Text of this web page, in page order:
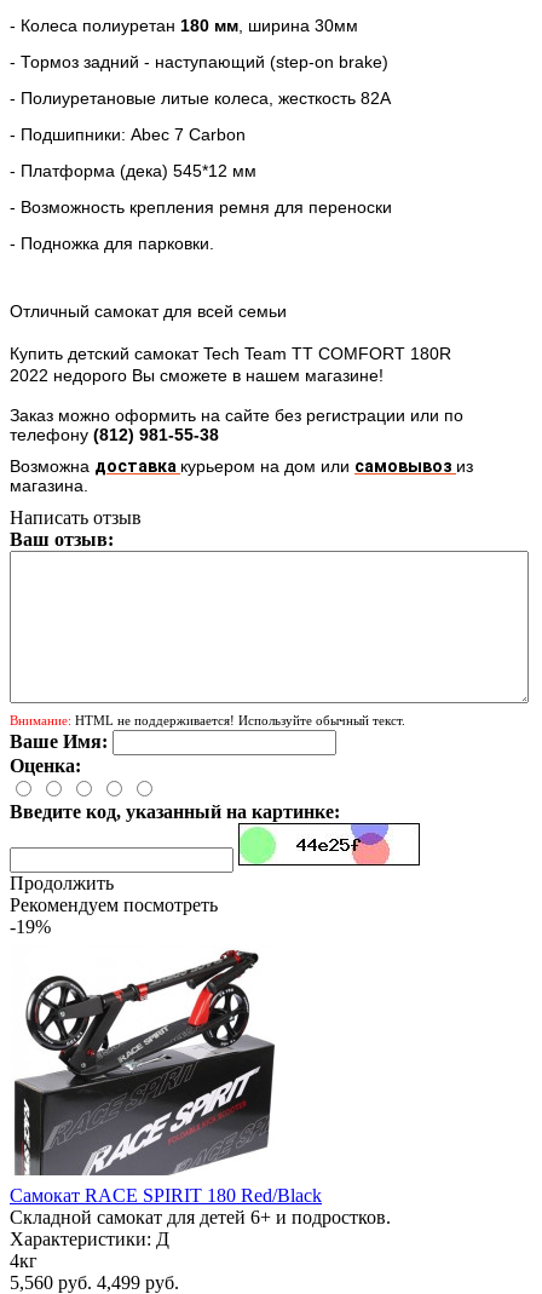
- Колеса полиуретан 180 мм , ширина 30мм
- Тормоз задний - наступающий (step-on brake)
- Полиуретановые литые колеса, жесткость 82А
- Подшипники: Abec 7 Carbon
- Платформа (дека) 545*12 мм
- Возможность крепления ремня для переноски
- Подножка для парковки.
Отличный самокат для всей семьи
Купить детский самокат Tech Team TT COMFORT 180R
2022 недорого Вы сможете в нашем магазине!
Заказ можно оформить на сайте без регистрации или по
телефону (812) 981-55-38
Возможна доставка курьером на дом или самовывоз из
магазина.
Написать отзыв
Ваш отзыв:
Внимание: HTML не поддерживается! Используйте обычный текст.
Ваше Имя:
Оценка:
Введите код, указанный на картинке:
Продолжить
Рекомендуем посмотреть
-19%
Cамокат RACE SPIRIT 180 Red/Black
Складной самокат для детей 6+ и подростков.
Характеристики: Д
4кг
5,560 руб. 4,499 руб.